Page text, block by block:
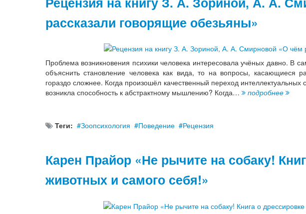
рассказали говорящие обезьяны»
Проблема возникновения психики человека интересовала учёных давно. В
объяснить становление человека как вида, то на вопросы, касающиеся
гораздо сложнее. Когда произошёл качественный переход
возникла способность к абстрактному мышлению? Когда…
подробнее
Теги: Зоопсихология Поведение Рецензия
Карен Прайор «Не рычите на собаку!
животных и самого себя!»